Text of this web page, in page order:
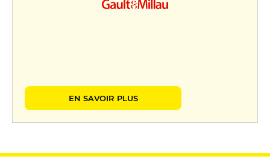
EN SAVOIR PLUS